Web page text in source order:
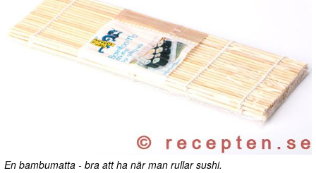
En bambumatta - bra att ha när man rullar sushi.